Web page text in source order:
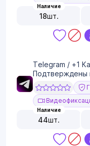
Наличие
18шт.
Telegram / +1
Наличие
44шт.